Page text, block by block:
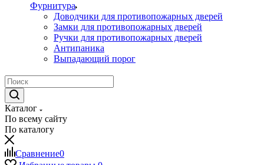
Фурнитура
Доводчики для противопожарных дверей
Замки для противопожарных дверей
Ручки для противопожарных дверей
Антипаника
Выпадающий порог
Каталог
По всему сайту
По каталогу
Сравнение0